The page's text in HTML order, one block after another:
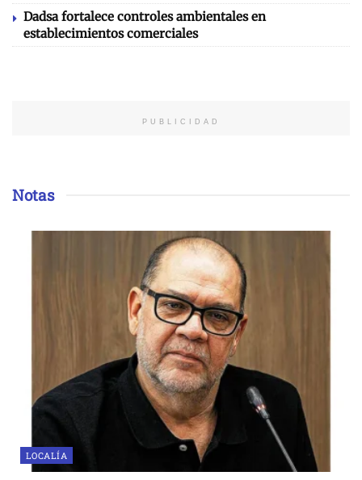
Dadsa fortalece controles ambientales en
establecimientos comerciales
PUBLICIDAD
Notas
LOCALÍA